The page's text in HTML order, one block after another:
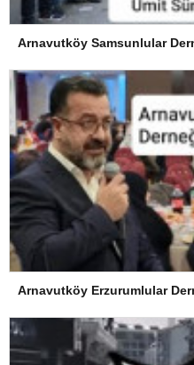
Arnavutköy Erzurumlular